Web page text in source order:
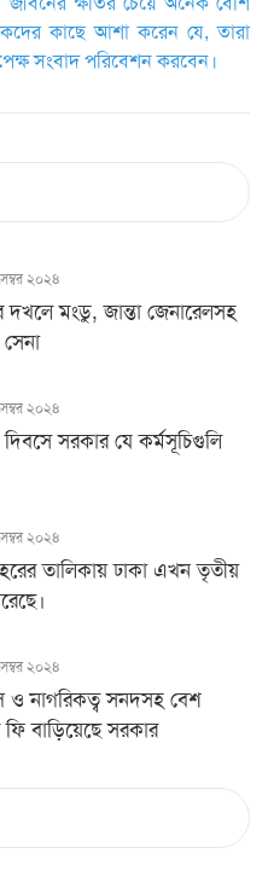
কাছে আশা করেন যে, তারা
সংবাদ পরিবেশন করবেন।
২০২৪
দখলে মংডু, জান্তা জেনারেলসহ
২০২৪
দিবসে সরকার যে কর্মসূচিগুলি
২০২৪
তালিকায় ঢাকা এখন তৃতীয়
২০২৪
ও নাগরিকত্ব সনদসহ বেশ
বাড়িয়েছে সরকার